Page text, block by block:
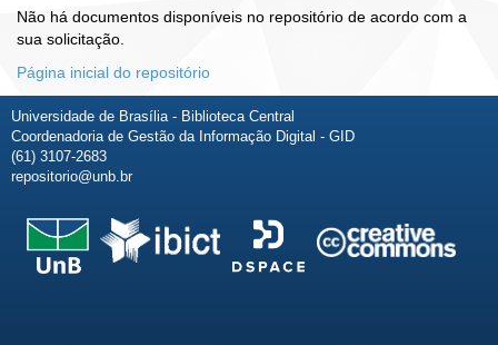
Não há documentos disponíveis no repositório de acordo com a
sua solicitação.
Página inicial do repositório
Universidade de Brasília - Biblioteca Central
Coordenadoria de Gestão da Informação Digital - GID
(61) 3107-2683
repositorio@unb.br